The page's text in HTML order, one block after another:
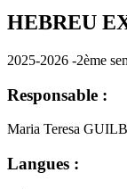
HEBREU
2025-2026 -2ème
Responsable :
Maria Teresa
Langues :